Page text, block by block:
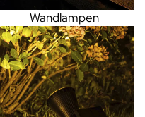
Wandlampen